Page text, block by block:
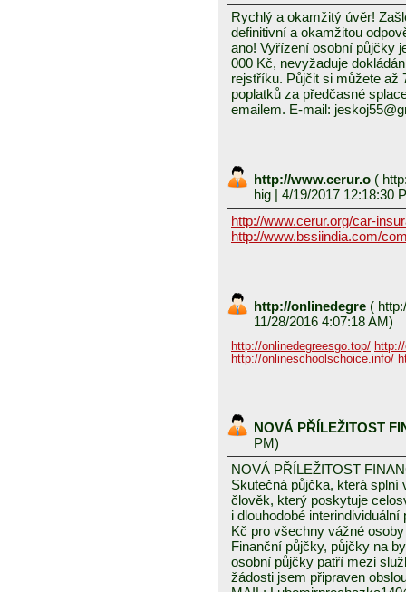
Rychlý a okamžitý úvěr!
definitivní a okamžitou
ano! Vyřízení osobní půjčky
000 Kč, nevyžaduje
rejstříku. Půjčit si můžete až
poplatků za předčasné
emailem. E-mail:
http://www.cerur.o (
hig | 4/19/2017 12:18:30
http://www.cerur.org/car-
http://www.bssiindia.com/
http://onlinedegre (
11/28/2016 4:07:18 AM)
http://onlinedegreesgo.top/
http://onlineschoolschoice.info/
NOVÁ PŘÍLEŽITOST
PM)
NOVÁ PŘÍLEŽITOST
Skutečná půjčka, která
člověk, který poskytuje
i dlouhodobé
Kč pro všechny vážné
Finanční půjčky, půjčky na
osobní půjčky patří mezi
žádosti jsem připraven